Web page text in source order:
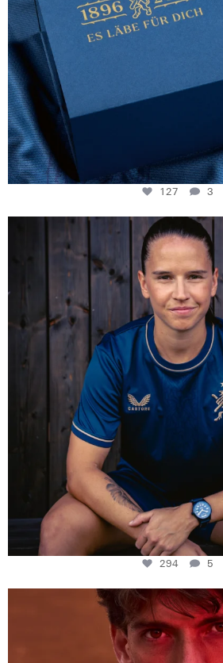
127 3
NIE USENAND GAH
Some anniversaries
294
5
294 5
One last dance at home
This week at...
321
9